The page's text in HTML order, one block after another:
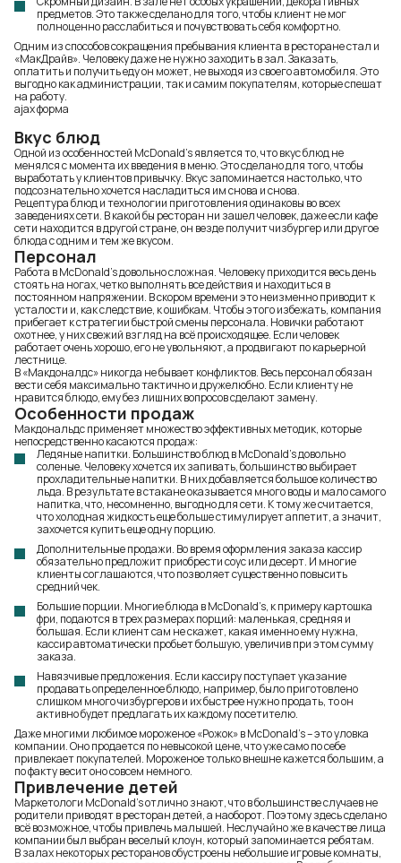
предметов. Это также сделано для того, чтобы клиент не мог
полноценно расслабиться и почувствовать себя комфортно.
Одним из способов сокращения пребывания клиента в ресторане стал и
«МакДрайв». Человеку даже не нужно заходить в зал. Заказать,
оплатить и получить еду он может, не выходя из своего автомобиля. Это
выгодно как администрации, так и самим покупателям, которые спешат
на работу.
ajax форма
Вкус блюд
Одной из особенностей McDonald’s является то, что вкус блюд не
менялся с момента их введения в меню. Это сделано для того, чтобы
выработать у клиентов привычку. Вкус запоминается настолько, что
подсознательно хочется насладиться им снова и снова.
Рецептура блюд и технологии приготовления одинаковы во всех
заведениях сети. В какой бы ресторан ни зашел человек, даже если кафе
сети находится в другой стране, он везде получит чизбургер или другое
блюда с одним и тем же вкусом.
Персонал
Работа в McDonald’s довольно сложная. Человеку приходится весь день
стоять на ногах, четко выполнять все действия и находиться в
постоянном напряжении. В скором времени это неизменно приводит к
усталости и, как следствие, к ошибкам. Чтобы этого избежать, компания
прибегает к стратегии быстрой смены персонала. Новички работают
охотнее, у них свежий взгляд на всё происходящее. Если человек
работает очень хорошо, его не увольняют, а продвигают по карьерной
лестнице.
В «Макдоналдс» никогда не бывает конфликтов. Весь персонал обязан
вести себя максимально тактично и дружелюбно. Если клиенту не
нравится блюдо, ему без лишних вопросов сделают замену.
Особенности продаж
Макдональдс применяет множество эффективных методик, которые
непосредственно касаются продаж:
Ледяные напитки. Большинство блюд в McDonald’s довольно
соленые. Человеку хочется их запивать, большинство выбирает
прохладительные напитки. В них добавляется большое количество
льда. В результате в стакане оказывается много воды и мало самого
напитка, что, несомненно, выгодно для сети. К тому же считается,
что холодная жидкость еще больше стимулирует аппетит, а значит,
захочется купить еще одну порцию.
Дополнительные продажи. Во время оформления заказа кассир
обязательно предложит приобрести соус или десерт. И многие
клиенты соглашаются, что позволяет существенно повысить
средний чек.
Большие порции. Многие блюда в McDonald’s, к примерукартошка
фри, подаются в трех размерах порций: маленькая, средняя и
большая. Если клиент сам не скажет, какая именно ему нужна,
кассир автоматически пробьет большую, увеличив при этом сумму
заказа.
Навязчивые предложения. Если кассиру поступает указание
продавать определенное блюдо, например, было приготовлено
слишком много чизбургеров и их быстрее нужно продать, то он
активно будет предлагать их каждому посетителю.
Даже многими любимое мороженое «Рожок» в McDonald’s – это уловка
компании. Оно продается по невысокой цене, что уже само по себе
привлекает покупателей. Мороженое только внешне кажется большим, а
по факту весит оно совсем немного.
Привлечение детей
Маркетологи McDonald’s отлично знают, что в большинстве случаев не
родители приводят в ресторан детей, а наоборот. Поэтому здесь сделано
всё возможное, чтобы привлечь малышей. Неслучайно же в качестве лица
компании был выбран веселый клоун, который запоминается ребятам.
В залах некоторых ресторанов обустроены небольшие игровые комнаты,